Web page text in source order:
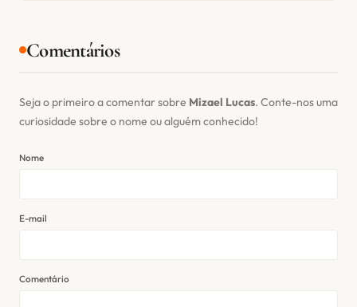
Comentários
Seja o primeiro a comentar sobre Mizael Lucas. Conte-nos uma
curiosidade sobre o nome ou alguém conhecido!
Nome
E-mail
Comentário